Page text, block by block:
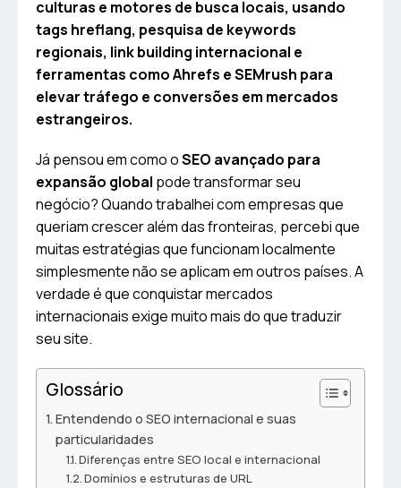
culturas e motores de busca locais, usando
tags hreflang, pesquisa de keywords
regionais, link building internacional e
ferramentas como Ahrefs e SEMrush para
elevar tráfego e conversões em mercados
estrangeiros.
Já pensou em como oSEO avançado para
expansão global pode transformar seu
negócio? Quando trabalhei com empresas que
queriam crescer além das fronteiras, percebi que
muitas estratégias que funcionam localmente
simplesmente não se aplicam em outros países. A
verdade é que conquistar mercados
internacionais exige muito mais do que traduzir
seu site.
Glossário
Entendendo o SEO internacional e suas
particularidades
Diferenças entre SEO local e internacional
Domínios e estruturas de URL